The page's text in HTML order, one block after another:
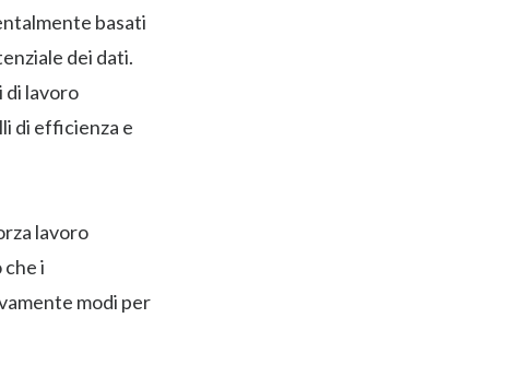
basati
dei dati.
di lavoro
di efficienza e
lavoro
i
modi per